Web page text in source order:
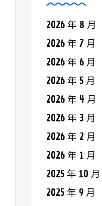
2026 年 8 月
2026 年 7 月
2026 年 6 月
2026 年 5 月
2026 年 4 月
2026 年 3 月
2026 年 2 月
2026 年 1 月
2025 年 10 月
2025 年 9 月